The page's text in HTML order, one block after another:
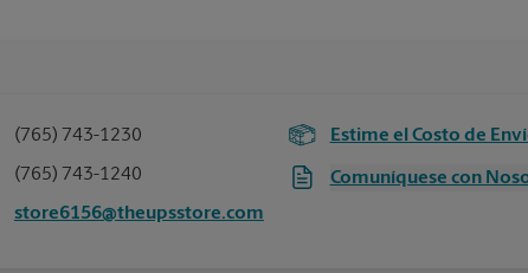
(765) 743-1230
(765) 743-1240
store6156@theupsstore.com
Estime el Costo de
Comuníquese con